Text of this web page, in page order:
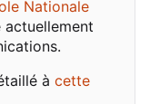
Nationale
actuellement
à cette